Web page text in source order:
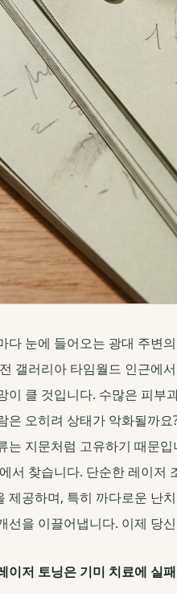
다 눈에 들어오는 광대 주변
갤러리아 타임월드 인근에
이 클 것입니다. 수많은 피부
은 오히려 상태가 악화될까
는 지문처럼 고유하기 때문
서 찾습니다. 단순한 레이저
제공하며, 특히 까다로운 난
선을 이끌어냅니다. 이제 당
이저 토닝은 기미 치료에 실